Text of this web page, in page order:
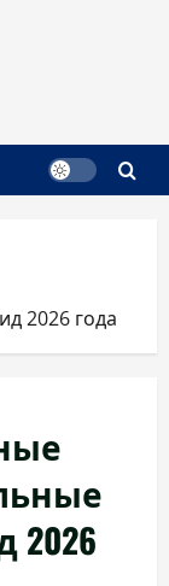
2026 года
2026